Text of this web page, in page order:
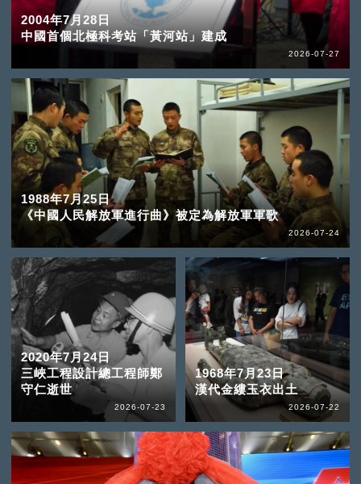
2004年7月28日
中國首個北極科考站「黃河站」建成
2026-07-27
1988年7月25日
《中國人民解放軍進行曲》被定為解放軍軍歌
2026-07-24
2020年7月24日
三峽工程設計總工程師鄭
守仁逝世
2026-07-23
1968年7月23日
漢代金縷玉衣出土
2026-07-22